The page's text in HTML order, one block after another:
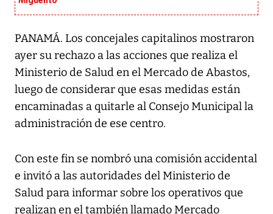
PANAMÁ. Los concejales capitalinos mostraron
ayer su rechazo a las acciones que realiza el
Ministerio de Salud en el Mercado de Abastos,
luego de considerar que esas medidas están
encaminadas a quitarle al Consejo Municipal la
administración de ese centro.
Con este fin se nombró una comisión accidental
e invitó a las autoridades del Ministerio de
Salud para informar sobre los operativos que
realizan en el también llamado Mercado